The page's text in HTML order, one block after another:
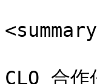
CLO 合作